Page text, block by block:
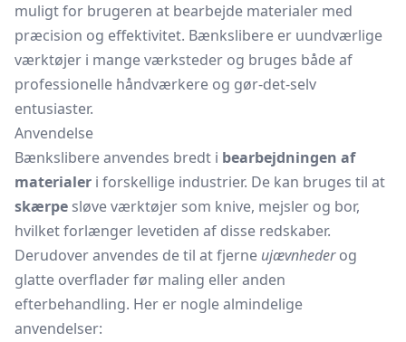
muligt for brugeren at bearbejde materialer med
præcision og effektivitet. Bænkslibere er uundværlige
værktøjer i mange værksteder og bruges både af
professionelle håndværkere og gør-det-selv
entusiaster.
Anvendelse
Bænkslibere anvendes bredt i bearbejdningen af
materialer i forskellige industrier. De kan bruges til at
skærpe sløve værktøjer som knive, mejsler og bor,
hvilket forlænger levetiden af disse redskaber.
Derudover anvendes de til at fjerne ujævnhederog
glatte overflader før maling eller anden
efterbehandling. Her er nogle almindelige
anvendelser: